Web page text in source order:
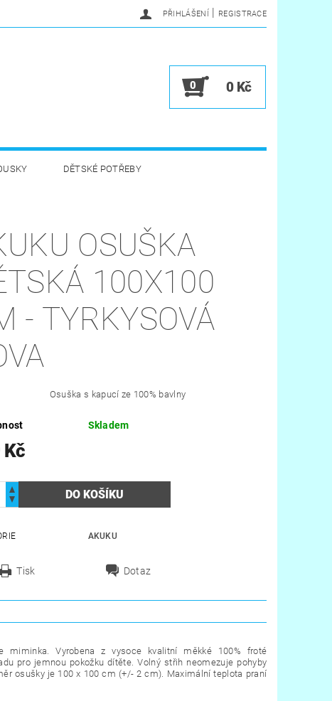
PŘIHLÁŠENÍ | REGISTRACE
0 0 Kč
DĚTSKÉ POTŘEBY
VĚRNOSTNÍ PROGRAMOSUŠKA
100X100
- TYRKYSOVÁ
Osuška s kapucí ze 100% bavlny
Skladem
Kč
AKUKU
Tisk Dotaz
miminka.Vyrobena z vysoce kvalitní měkké 100% froté
pro jemnou pokožku dítěte.Volný střih neomezuje pohyby
osušky je 100 x 100 cm (+/- 2 cm). Maximální teplota praní